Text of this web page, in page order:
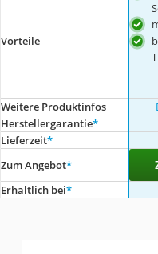
Vorteile
Weitere Produktinfos
Herstellergarantie*
Lieferzeit*
Zum Angebot*
Erhältlich bei*